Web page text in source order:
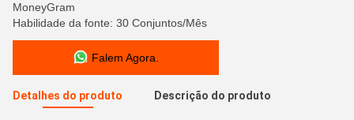
MoneyGram
Habilidade da fonte: 30 Conjuntos/Mês
Falem Agora.
Detalhes do produto Descrição do produto